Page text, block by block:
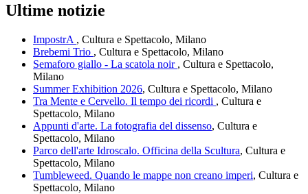
Ultime notizie
ImpostrA , Cultura e Spettacolo, Milano
Brebemi Trio , Cultura e Spettacolo, Milano
Semaforo giallo - La scatola noir , Cultura e Spettacolo,
Milano
Summer Exhibition 2026, Cultura e Spettacolo, Milano
Tra Mente e Cervello. Il tempo dei ricordi , Cultura e
Spettacolo, Milano
Appunti d'arte. La fotografia del dissenso, Cultura e
Spettacolo, Milano
Parco dell'arte Idroscalo. Officina della Scultura, Cultura e
Spettacolo, Milano
Tumbleweed. Quando le mappe non creano imperi, Cultura e
Spettacolo, Milano